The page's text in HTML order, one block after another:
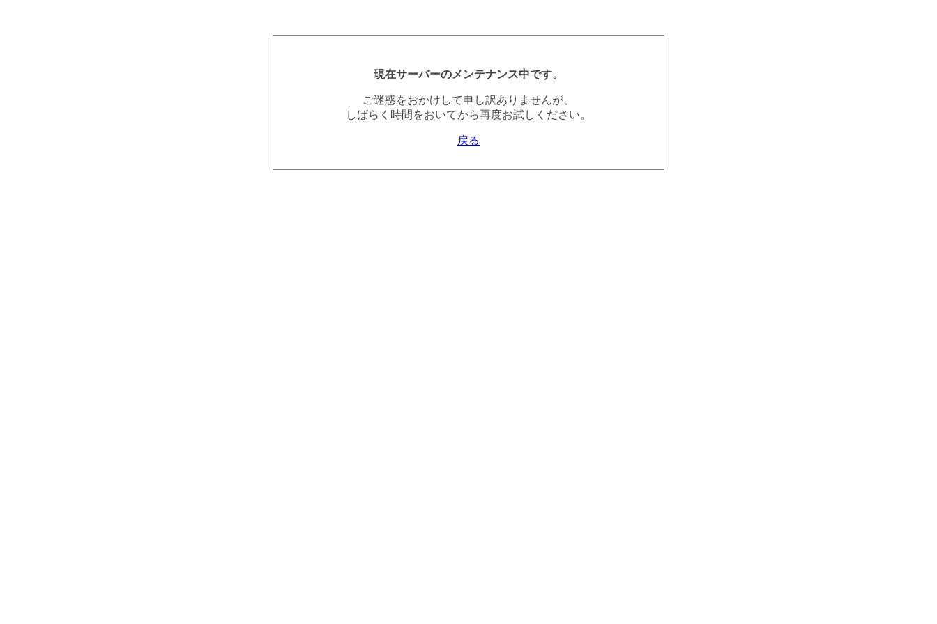
現在サーバーのメンテナンス中です。
ご迷惑をおかけして申し訳ありませんが、
しばらく時間をおいてから再度お試しください。
戻る